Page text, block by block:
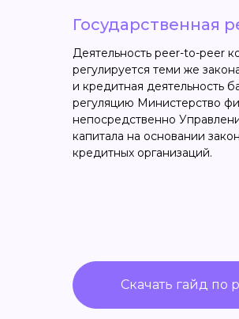
Государственная
Деятельность peer-to-peer
регулируется теми же
и кредитная деятельность
регуляцию Министерство
непосредственно
капитала на основании
кредитных организаций.
Скачать гайд по